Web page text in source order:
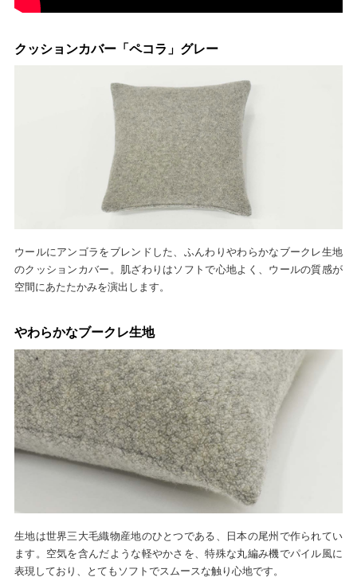
クッションカバー「ペコラ」グレー
ウールにアンゴラをブレンドした、ふんわりやわらかなブークレ生地
のクッションカバー。肌ざわりはソフトで心地よく、ウールの質感が
空間にあたたかみを演出します。
やわらかなブークレ生地
生地は世界三大毛織物産地のひとつである、日本の尾州で作られてい
ます。空気を含んだような軽やかさを、特殊な丸編み機でパイル風に
表現しており、とてもソフトでスムースな触り心地です。